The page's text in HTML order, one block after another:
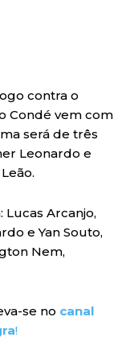
contra o
Condé vem com
será de três
Leonardo e
Lucas Arcanjo,
e Yan Souto,
Nem,
se no canal
!